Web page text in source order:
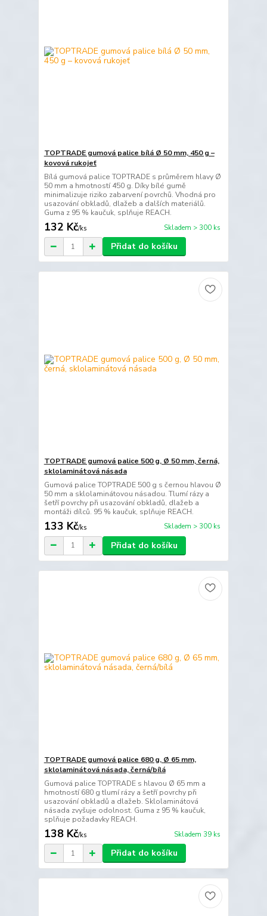
TOPTRADE gumová palice bílá Ø 50 mm, 450 g –
kovová rukojeť
Bílá gumová palice TOPTRADE s průměrem hlavy Ø
50 mm a hmotností 450 g. Díky bílé gumě
minimalizuje riziko zabarvení povrchů. Vhodná pro
usazování obkladů, dlažeb a dalších materiálů.
Guma z 95 % kaučuk, splňuje REACH.
132 Kč/ks Skladem > 300 ks
Přidat do košíku
TOPTRADE gumová palice 500 g, Ø 50 mm, černá,
sklolaminátová násada
Gumová palice TOPTRADE 500 g s černou hlavou Ø
50 mm a sklolaminátovou násadou. Tlumí rázy a
šetří povrchy při usazování obkladů, dlažeb a
montáži dílců. 95 % kaučuk, splňuje REACH.
133 Kč/ks Skladem > 300 ks
Přidat do košíku
TOPTRADE gumová palice 680 g, Ø 65 mm,
sklolaminátová násada, černá/bílá
Gumová palice TOPTRADE s hlavou Ø 65 mm a
hmotností 680 g tlumí rázy a šetří povrchy při
usazování obkladů a dlažeb. Sklolaminátová
násada zvyšuje odolnost. Guma z 95 % kaučuk,
splňuje požadavky REACH.
138 Kč/ks Skladem 39 ks
Přidat do košíku